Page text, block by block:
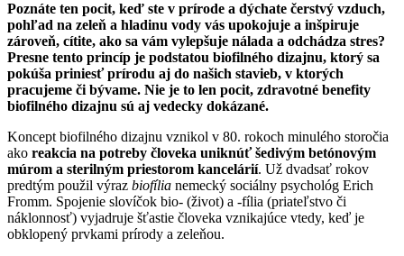
Poznáte ten pocit, keď ste v prírode a dýchate čerstvý vzduch,
pohľad na zeleň a hladinu vody vás upokojuje a inšpiruje
zároveň, cítite, ako sa vám vylepšuje nálada a odchádza stres?
Presne tento princíp je podstatou biofilného dizajnu, ktorý sa
pokúša priniesť prírodu aj do našich stavieb, v ktorých
pracujeme či bývame. Nie je to len pocit, zdravotné benefity
biofilného dizajnu sú aj vedecky dokázané.
Koncept biofilného dizajnu vznikol v 80. rokoch minulého storočia
ako reakcia na potreby človeka uniknúť šedivým betónovým
múrom a sterilným priestorom kancelárií. Už dvadsať rokov
predtým použil výraz biofília nemecký sociálny psychológ Erich
Fromm. Spojenie slovíčok bio- (život) a -fília (priateľstvo či
náklonnosť) vyjadruje šťastie človeka vznikajúce vtedy, keď je
obklopený prvkami prírody a zeleňou.